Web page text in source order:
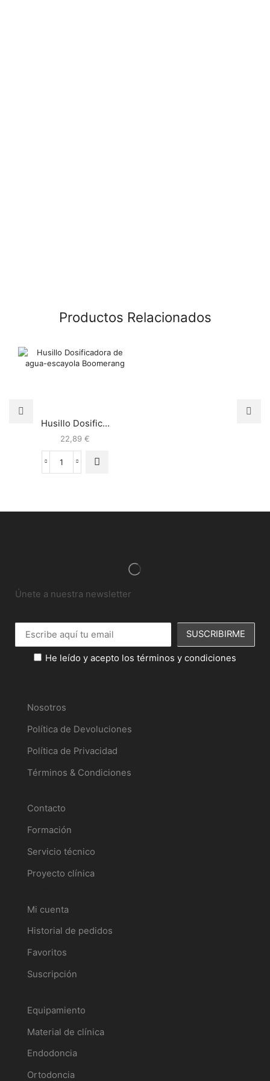
Productos Relacionados
Husillo Dosific...
22,89 €
Únete a nuestra newsletter
He leído y acepto los términos y condiciones
Nosotros
Política de Devoluciones
Política de Privacidad
Términos & Condiciones
Contacto
Formación
Servicio técnico
Proyecto clínica
Mi cuenta
Historial de pedidos
Favoritos
Suscripción
Equipamiento
Material de clínica
Endodoncia
Ortodoncia